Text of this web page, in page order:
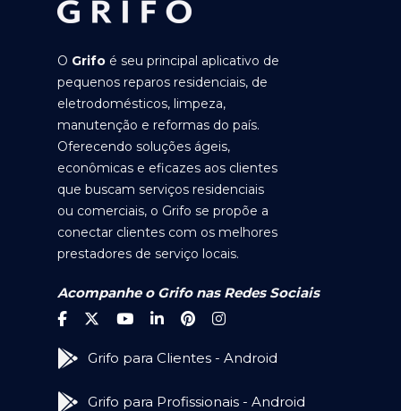
O Grifo é seu principal aplicativo de
pequenos reparos residenciais, de
eletrodomésticos, limpeza,
manutenção e reformas do país.
Oferecendo soluções ágeis,
econômicas e eficazes aos clientes
que buscam serviços residenciais
ou comerciais, o Grifo se propõe a
conectar clientes com os melhores
prestadores de serviço locais.
Acompanhe o Grifo nas Redes Sociais
Grifo para Clientes - Android
Grifo para Profissionais - Android